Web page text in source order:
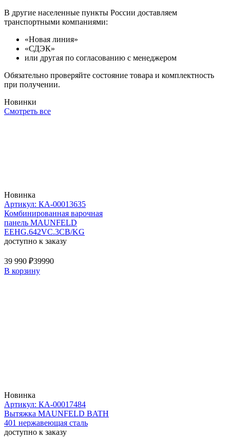
В другие населенные пункты России доставляем
транспортными компаниями:
«Новая линия»
«СДЭК»
или другая по согласованию с менеджером
Обязательно проверяйте состояние товара и комплектность
при получении.
Новинки
Смотреть все
Новинка
Артикул: КА-00013635
Комбинированная варочная
панель MAUNFELD
EEHG.642VC.3CB/KG
доступно к заказу
39 990 ₽39990
В корзину
Новинка
Артикул: КА-00017484
Вытяжка MAUNFELD BATH
401 нержавеющая сталь
доступно к заказу